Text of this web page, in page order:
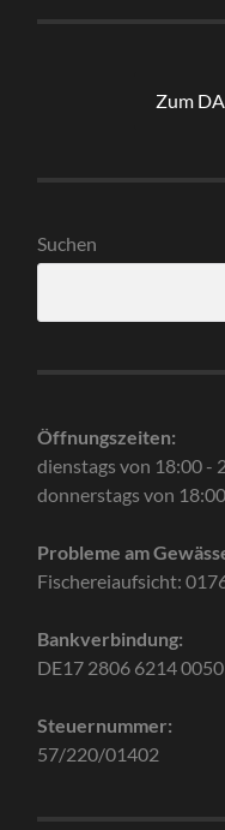
Zum
Suchen
Öffnungszeiten:
dienstags von 18:00 -
donnerstags von
Probleme am
Fischereiaufsicht:
Bankverbindung:
DE17 2806 6214
Steuernummer:
57/220/01402